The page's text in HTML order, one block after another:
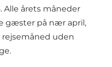
Alle årets måneder
gæster på nær april,
uden